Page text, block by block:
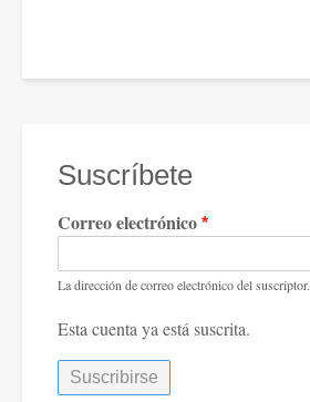
Suscríbete
Correo electrónico
La dirección de correo electrónico del suscriptor.
Esta cuenta ya está suscrita.